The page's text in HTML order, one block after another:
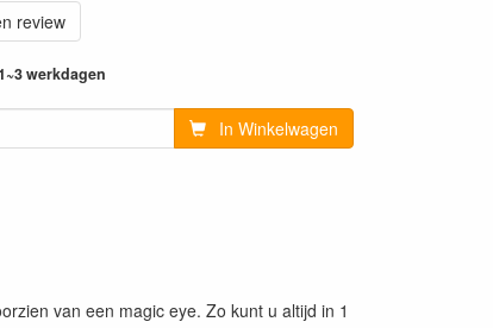
review
werkdagen
In Winkelwagen
van een magic eye. Zo kunt u altijd in 1